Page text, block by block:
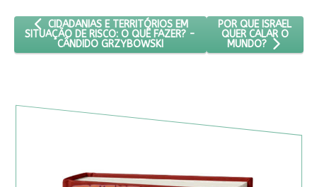
ARTIGO ANTERIOR: CIDADANIAS E TERRITÓRIOS EM
CIDADANIAS E TERRITÓRIOS EM
SITUAÇÃO DE RISCO: O QUÊ FAZER? -
CÂNDIDO GRZYBOWSKI
PRÓXIMO ARTIGO:
POR QUE ISRAEL
QUER CALAR O
MUNDO?